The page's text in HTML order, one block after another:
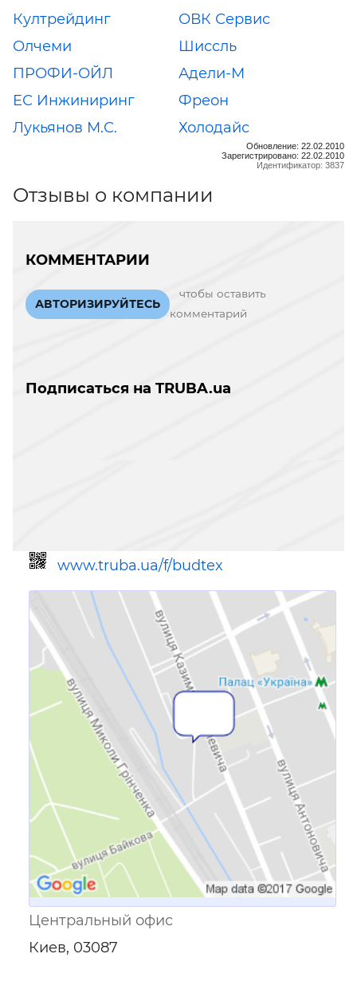
Култрейдинг
ОВК Сервис
Олчеми
Шиссль
ПРОФИ-ОЙЛ
Адели-М
ЕС Инжиниринг
Фреон
Лукьянов М.С.
Холодайс
Обновление: 22.02.2010
Зарегистрировано: 22.02.2010
Идентификатор: 3837
Отзывы о компании
КОММЕНТАРИИ
АВТОРИЗИРУЙТЕСЬ
чтобы оставить
комментарий
Подписаться на TRUBA.ua
www.truba.ua/f/budtex
Ссылка для мобильных устройств
Центральный офис
Киев, 03087